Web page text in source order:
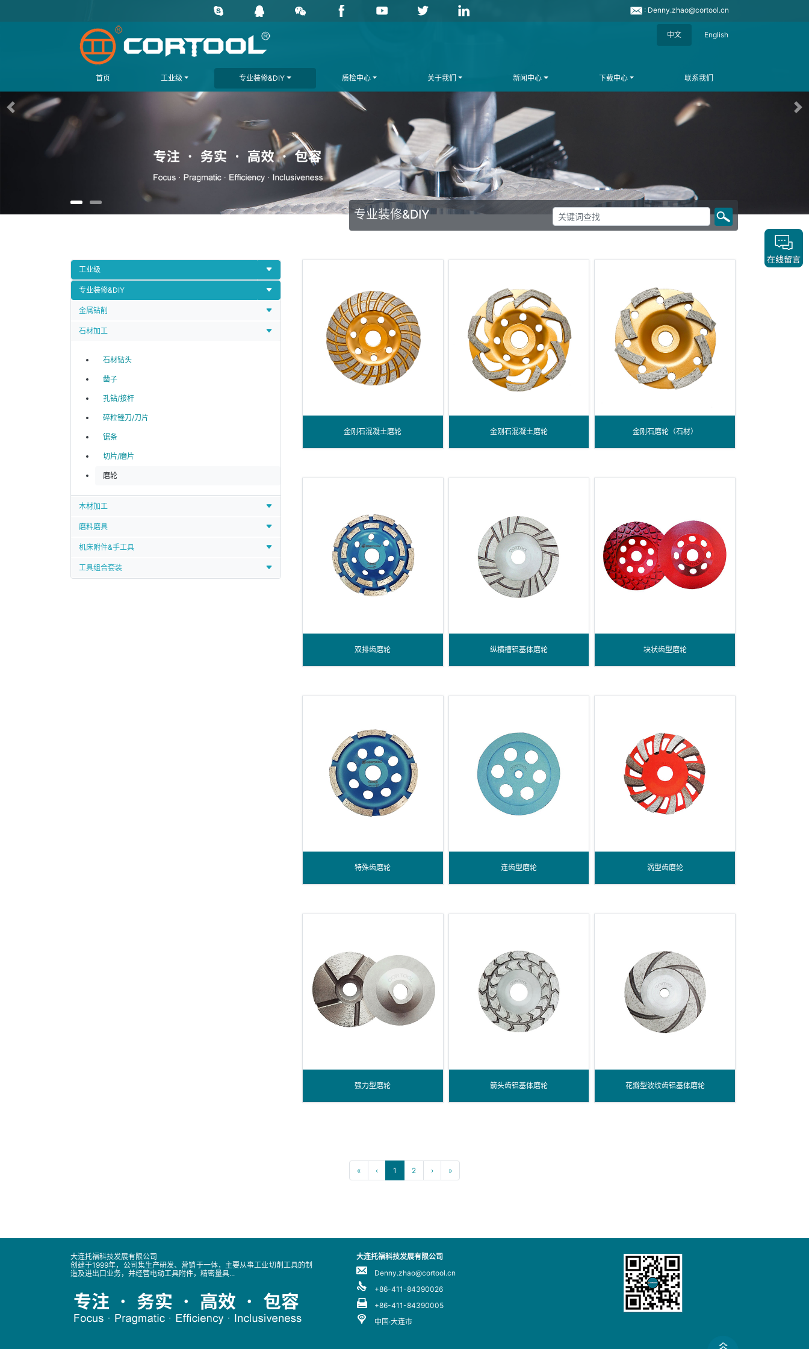
: Denny.zhao@cortool.cn
中文 English
首页 工业级 专业装修&DIY 质检中心 关于我们 新闻中心 下载中心 联系我们
上一页
专业装修&DIY
工业级
专业装修&DIY
金属钻削
石材加工
石材钻头
凿子
孔钻/接杆
碎粒锉刀/刀片
锯条
切片/磨片
磨轮
木材加工
磨料磨具
机床附件&手工具
工具组合套装
金刚石混凝土磨轮 金刚石混凝土磨轮 金刚石磨轮（石材）
双排齿磨轮 纵横槽铝基体磨轮 块状齿型磨轮
特殊齿磨轮 连齿型磨轮 涡型齿磨轮
强力型磨轮 箭头齿铝基体磨轮 花瓣型波纹齿铝基体磨轮
« ‹ 1 2 › »
大连托福科技发展有限公司
创建于1999年，公司集生产研发、营销于一体，主要从事工业切削工具的制
造及进出口业务，并经营电动工具附件，精密量具...
大连托福科技发展有限公司
Denny.zhao@cortool.cn
+86-411-84390026
+86-411-84390005
中国·大连市